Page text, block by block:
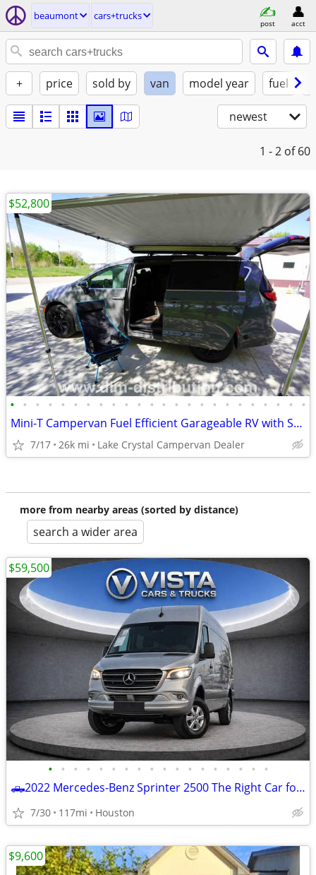
beaumont cars+trucks
post acct
+ price sold by van model year fuel
newest
1 - 2 of 60
• • • • • • • • • • • • • • • • • • • • • • • •
Mini-T Campervan Fuel Efficient Garageable RV with Solar
7/17 26k mi Lake Crystal Campervan Dealer
$52,800
more from nearby areas (sorted by distance)
search a wider area
• • • • • • • • • • • • • • • • • •
🛻2022 Mercedes-Benz Sprinter 2500 The Right Car for You - CALL Victor
7/30 117mi Houston
$59,500
$9,600